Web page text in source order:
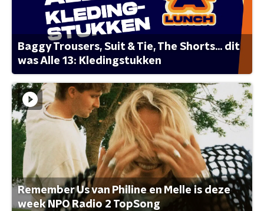
Baggy Trousers, Suit & Tie, The Shorts... dit
was Alle 13: Kledingstukken
Remember Us van Philine en Melle is deze
week NPO Radio 2 TopSong